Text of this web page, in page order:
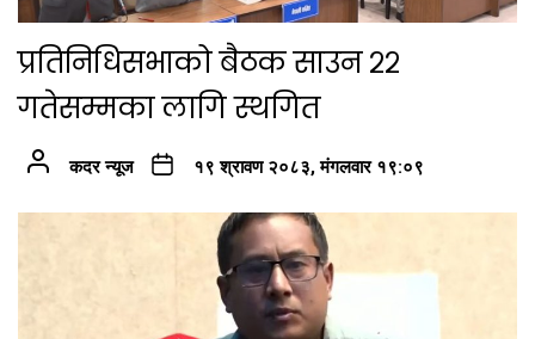
प्रतिनिधिसभाको बैठक साउन २२
गतेसम्मका लागि स्थगित
कदर न्यूज १९ श्रावण २०८३, मंगलवार १९:०९